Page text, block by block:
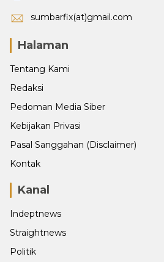
sumbarfix(at)gmail.com
Halaman
Tentang Kami
Redaksi
Pedoman Media Siber
Kebijakan Privasi
Pasal Sanggahan (Disclaimer)
Kontak
Kanal
Indeptnews
Straightnews
Politik